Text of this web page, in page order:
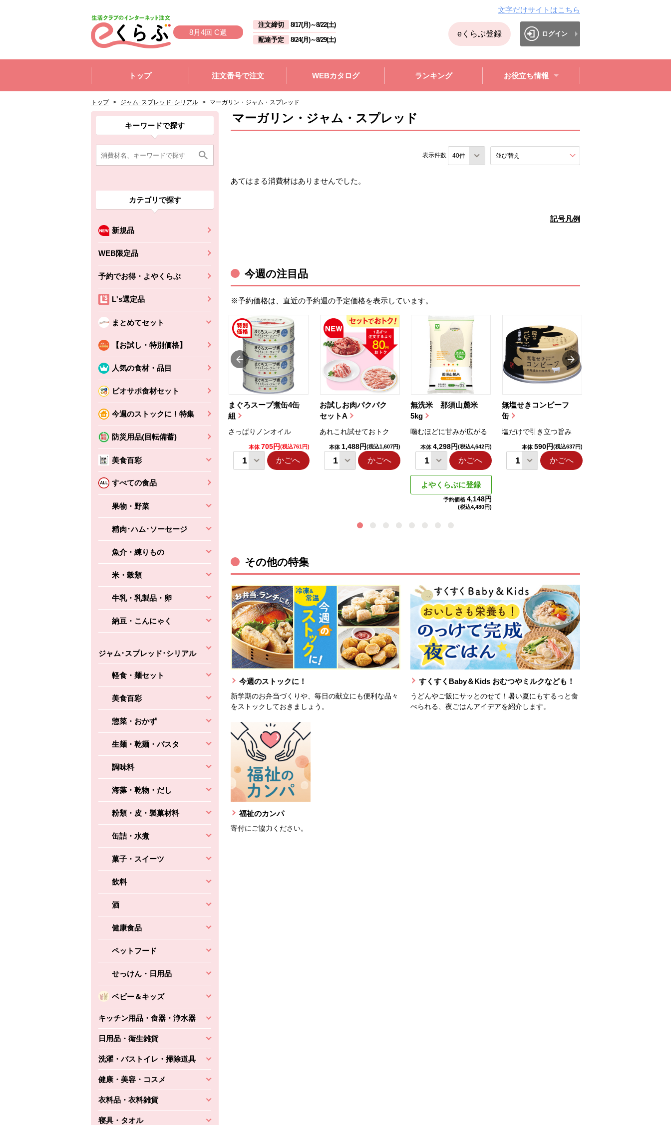
8月4回 C週
注文締切 8/17(月)～8/22(土)
配達予定
8/24(月)～8/29(土)
文字だけサイトはこちら
eくらぶ登録 ログイン
トップ
注文番号で注文 WEBカタログ ランキング お役立ち情報
トップ > ジャム･スプレッド･シリアル > マーガリン・ジャム・スプレッド
ここから消費材検索メニューです。
キーワードで探す
カテゴリで探す
新規品
WEB限定品
予約でお得・よやくらぶ
L's選定品
まとめてセット
【お試し・特別価格】
人気の食材・品目
ビオサポ食材セット
今週のストックに！特集
防災用品(回転備蓄)
美食百彩
すべての食品
果物・野菜
精肉･ハム･ソーセージ
魚介・練りもの
米・穀類
牛乳・乳製品・卵
納豆・こんにゃく
ジャム･スプレッド･シリアル
軽食・麺セット
美食百彩
惣菜・おかず
生麺・乾麺・パスタ
調味料
海藻・乾物・だし
粉類・皮・製菓材料
缶詰・水煮
菓子・スイーツ
飲料
酒
健康食品
ペットフード
せっけん・日用品
ベビー＆キッズ
キッチン用品・食器・浄水器
日用品・衛生雑貨
洗濯・バストイレ・掃除道具
健康・美容・コスメ
衣料品・衣料雑貨
寝具・タオル
消費材検索メニューここまで。
ここから本文です。
ここから組合員向けメニューです。
組合員向けメニューここまで。
ここから本文です。 マーガリン・ジャム・スプレッド
表示件数 並び替え
あてはまる消費材はありませんでした。
記号凡例
今週の注目品
※予約価格は、直近の予約週の予定価格を表示しています。
まぐろスープ煮缶4缶
組
さっぱりノンオイル
本体 705円(税込761円)
かごへ
お試しお肉パクパク
セットA
あれこれ試せておトク
本体 1,488円(税込1,607円)
かごへ
無洗米 那須山麓米
5kg
噛むほどに甘みが広がる
本体 4,298円(税込4,642円)
かごへ
よやくらぶに登録
予約価格 4,148円
(税込4,480円)
無塩せきコンビーフ
缶
塩だけで引き立つ旨み
本体 590円(税込637円)
かごへ
ちょこっと揚げ（香
えびの風味がぶわっ！
かごへ
バルサミコ
本体2,160円 (税込2,333円)
かごへ
その他の特集
今週のストックに！
新学期のお弁当づくりや、毎日の献立にも便利な品々
をストックしておきましょう。
すくすくBaby＆Kids おむつやミルクなども！
うどんやご飯にサッとのせて！暑い夏にもするっと食
べられる、夜ごはんアイデアを紹介します。
福祉のカンパ
寄付にご協力ください。